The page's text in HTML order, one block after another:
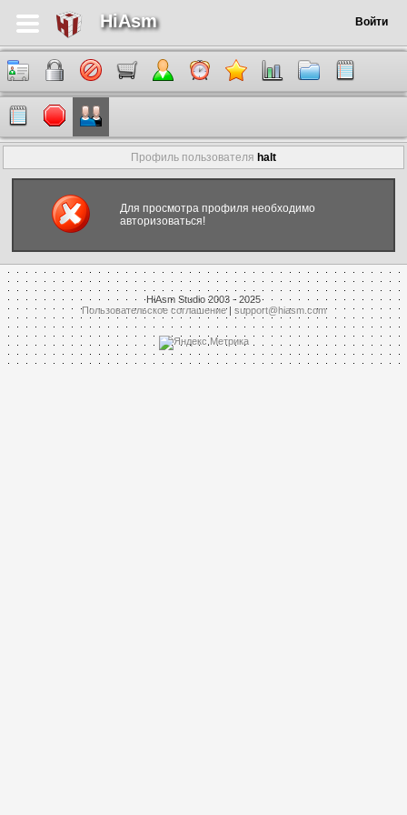
HiAsm Войти
Профиль пользователя halt
Для просмотра профиля необходимо
авторизоваться!
HiAsm Studio 2003 - 2025
Пользовательское соглашение| support@hiasm.com